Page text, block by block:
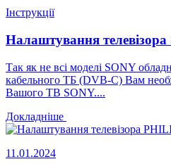
Інструкції
Налаштування телевізора
Так як не всі моделі SONY
кабельного ТБ (DVB-C) Вам
Вашого ТВ SONY....
Докладніше
11.01.2024